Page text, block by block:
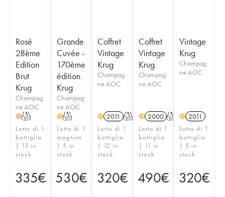
Rosé
28ème
Edition
Brut
Krug
Champag
ne AOC
HT
Lotto di 1
bottiglia
| 13 in
stock
335€
Grande
Cuvée -
170ème
édition
Krug
Champag
ne AOC
HT
Lotto di 1
magnum
| 5 in
stock
530€
Coffret
Vintage
Krug
Champag
ne AOC
H 2011 T
Lotto di 1
bottiglia
| 12 in
stock
320€
Coffret
Vintage
Krug
Champag
ne AOC
H 2000 T
Lotto di 1
bottiglia
| 11 in
stock
490€
Vintage
Krug
Champag
ne AOC
H 2011
Lotto di 1
bottiglia
| 5 in
stock
320€